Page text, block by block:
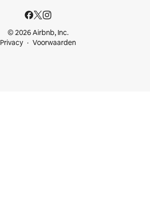
© 2026 Airbnb, Inc.
Privacy
Voorwaarden